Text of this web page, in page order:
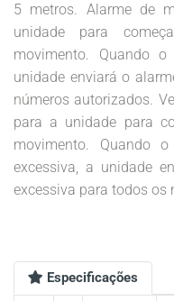
5 metros. Alarme de
unidade para
movimento. Quando
unidade enviará o
números autorizados.
para a unidade para
movimento. Quando
excessiva, a unidade
excessiva para todos os
Especificações